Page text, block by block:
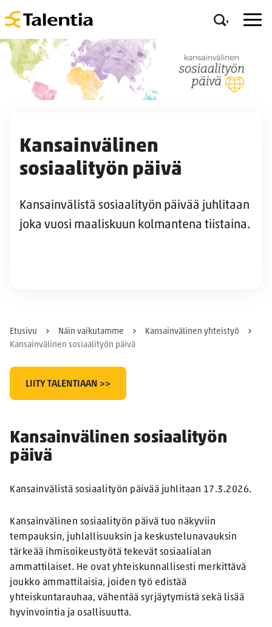
Kansainvälinen
sosiaalityön päivä
Kansainvälistä sosiaalityön päivää juhlitaan
joka vuosi maaliskuun kolmantena tiistaina.
Etusivu Näin vaikutamme
Kansainvälinen yhteistyö
Kansainvälinen sosiaalityön päivä
LIITY TALENTIAAN >>
Kansainvälinen sosiaalityön
päivä
Kansainvälistä sosiaalityön päivää juhlitaan 17.3.2026.
Kansainvälinen sosiaalityön päivä tuo näkyviin
tempauksin, juhlallisuuksin ja keskustelunavauksin
tärkeää ihmisoikeustyötä tekevät sosiaalialan
ammattilaiset. He ovat yhteiskunnallisesti merkittävä
joukko ammattilaisia, joiden työ edistää
yhteiskuntarauhaa, vähentää syrjäytymistä sekä lisää
hyvinvointia ja osallisuutta.